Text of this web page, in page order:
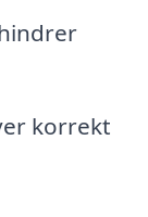
korrekt